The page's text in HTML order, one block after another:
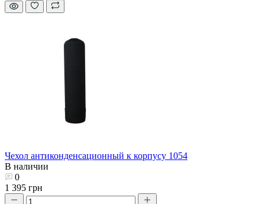
Чехол антиконденсационный к корпусу 1054
В наличии
0
1 395 грн